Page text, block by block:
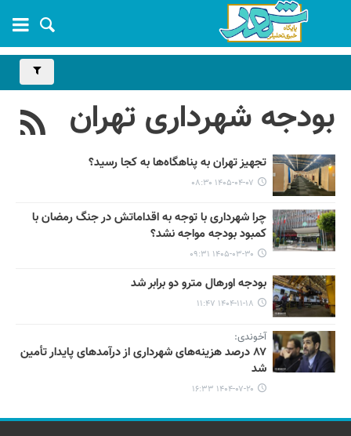
بودجه شهرداری تهران
تجهیز تهران به پناهگاه‌ها به کجا رسید؟
۱۴۰۵-۰۴-۰۷ ۰۸:۳۰
چرا شهرداری با توجه به اقداماتش در جنگ رمضان با
کمبود بودجه مواجه نشد؟
۱۴۰۵-۰۳-۳۰ ۰۹:۳۱
بودجه اورهال مترو دو برابر شد
۱۴۰۴-۱۱-۱۸ ۱۱:۴۷
آخوندی:
۸۷ درصد هزینه‌های شهرداری از درآمدهای پایدار تأمین
شد
۱۴۰۴-۰۷-۲۰ ۱۶:۳۳